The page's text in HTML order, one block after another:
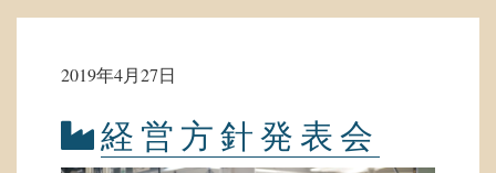
2019年4月27日
経営方針発表会